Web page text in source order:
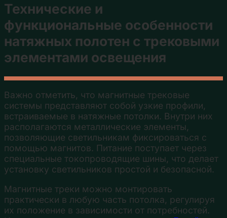
Технические и
функциональные особенности
натяжных полотен с трековыми
элементами освещения
Важно отметить, что магнитные трековые
системы представляют собой узкие профили,
встраиваемые в натяжные потолки. Внутри них
располагаются металлические элементы,
позволяющие светильникам фиксироваться с
помощью магнитов. Питание поступает через
специальные токопроводящие шины, что делает
установку светильников простой и безопасной.
Магнитные треки можно монтировать
практически в любую часть потолка, регулируя
их положение в зависимости от потребностей.